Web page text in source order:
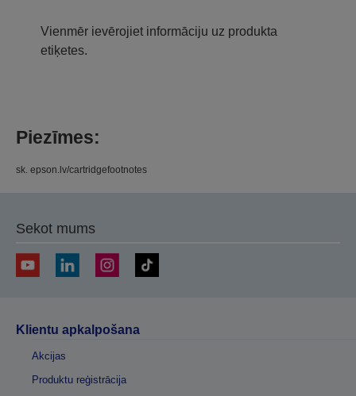
Vienmēr ievērojiet informāciju uz produkta
etiķetes.
Piezīmes:
sk. epson.lv/cartridgefootnotes
Sekot mums
Klientu apkalpošana
Akcijas
Produktu reģistrācija